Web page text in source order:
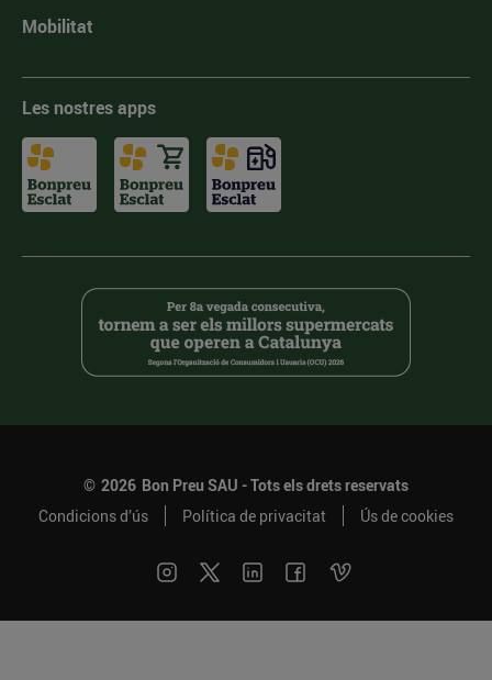
Mobilitat
Les nostres apps
© 2026 Bon Preu SAU - Tots els drets reservats
Condicions d’ús
Política de privacitat Ús de cookies